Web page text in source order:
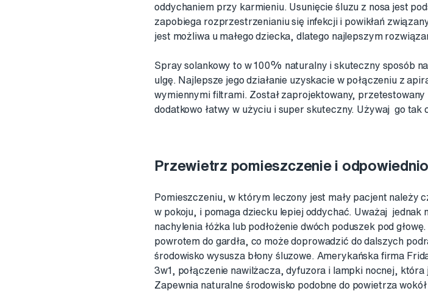
oddychaniem przy karmieniu. Usunięcie śluzu z nosa jest
zapobiega rozprzestrzenianiu się infekcji i powikłań
jest możliwa u małego dziecka, dlatego najlepszym
Spray solankowy to w 100% naturalny i skuteczny sposób
ulgę. Najlepsze jego działanie uzyskacie w połączeniu z
wymiennymi filtrami. Został zaprojektowany,
dodatkowo łatwy w użyciu i super skuteczny. Używaj go tak
Przewietrz pomieszczenie i
Pomieszczeniu, w którym leczony jest mały pacjent
w pokoju, i pomaga dziecku lepiej oddychać. Uważaj
nachylenia łóżka lub podłożenie dwóch poduszek pod
powrotem do gardła, co może doprowadzić do dalszych
środowisko wysusza błony śluzowe. Amerykańska firma
3w1, połączenie nawilżacza, dyfuzora i lampki nocnej, która
Zapewnia naturalne środowisko podobne do powietrza